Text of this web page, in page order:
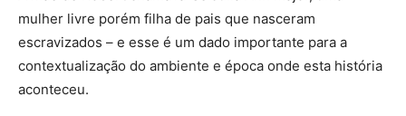
mulher livre porém filha de pais que nasceram
escravizados – e esse é um dado importante para a
contextualização do ambiente e época onde esta história
aconteceu.